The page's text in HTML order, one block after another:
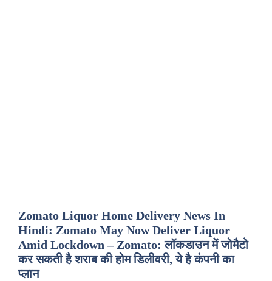
Zomato Liquor Home Delivery News In
Hindi: Zomato May Now Deliver Liquor
Amid Lockdown – Zomato: लॉकडाउन में जोमैटो
कर सकती है शराब की होम डिलीवरी, ये है कंपनी का
प्लान